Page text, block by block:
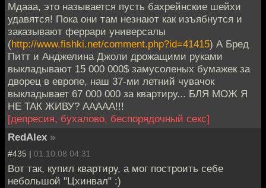
Мдааа, это называется пусть бахрейнские шейхи
удавятся! Пока они там незнают как изъябнутся и
заказывают феррари универсалы
(http://www.fishki.net/comment.php?id=41415) А Бред
Питт и Анджелина Джоли дрожащими руками
выкладывают 15 000 000$ замусоленых бумажек за
дворец в европе, наш 37-ми летний чувачок
выкладывает 67 000 000 за квартиру... БЛЯ МОЖ Я
НЕ ТАК ЖИВУ? ААААА!!!
[депресия, бухалово, беспорядочный секс]
RedAlex »
#435 | 01.10.08 04:31
Вот так, купил квартиру, а мог построить себе
небольшой "Цхинвал" :)